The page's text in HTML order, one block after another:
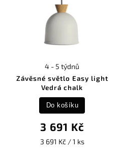
Závěsné světlo Easy light
Vedrá chalk
4 - 5 týdnů
3 691 Kč
3 691 Kč / 1 ks
Do košíku